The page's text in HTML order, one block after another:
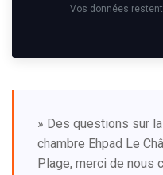
Vos données
» Des questions sur
chambre Ehpad Le
Plage, merci de nous